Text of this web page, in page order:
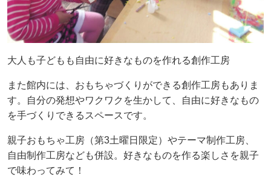
大人も子どもも自由に好きなものを作れる創作工房
また館内には、おもちゃづくりができる創作工房もありま
す。自分の発想やワクワクを生かして、自由に好きなもの
を手づくりできるスペースです。
親子おもちゃ工房（第3土曜日限定）やテーマ制作工房、
自由制作工房なども併設。好きなものを作る楽しさを親子
で味わってみて！